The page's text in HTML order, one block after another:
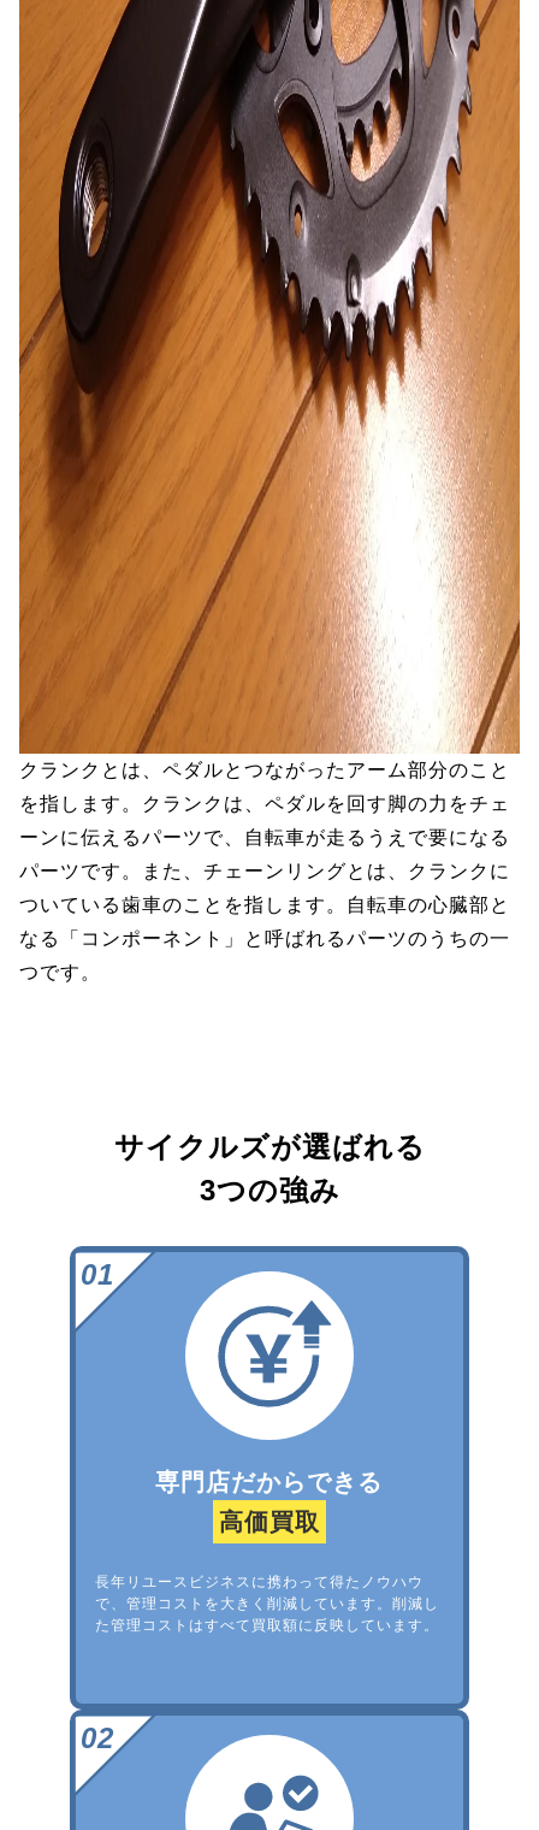
クランクとは、ペダルとつながったアーム部分のこと
を指します。クランクは、ペダルを回す脚の力をチェ
ーンに伝えるパーツで、自転車が走るうえで要になる
パーツです。また、チェーンリングとは、クランクに
ついている歯車のことを指します。自転車の心臓部と
なる「コンポーネント」と呼ばれるパーツのうちの一
つです。
サイクルズが選ばれる
3つの強み
専門店だからできる
高価買取
長年リユースビジネスに携わって得たノウハウ
で、管理コストを大きく削減しています。削減し
た管理コストはすべて買取額に反映しています。